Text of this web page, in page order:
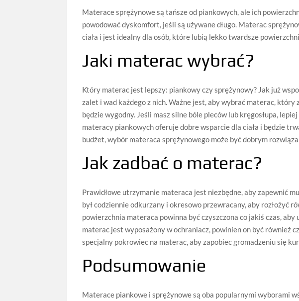
Materace sprężynowe są tańsze od piankowych, ale ich
powodować dyskomfort, jeśli są używane długo. Materac
ciała i jest idealny dla osób, które lubią lekko twardsze
Jaki materac wybrać?
Który materac jest lepszy: piankowy czy sprężynowy? Jak już
zalet i wad każdego z nich. Ważne jest, aby wybrać materac, który
będzie wygodny. Jeśli masz silne bóle pleców lub kręgosłupa,
materacy piankowych oferuje dobre wsparcie dla ciała i będzie
budżet, wybór materaca sprężynowego może być dobrym
Jak zadbać o materac?
Prawidłowe utrzymanie materaca jest niezbędne, aby zapewnić
był codziennie odkurzany i okresowo przewracany, aby rozłożyć
powierzchnia materaca powinna być czyszczona co jakiś czas,
materac jest wyposażony w ochraniacz, powinien on być również
specjalny pokrowiec na materac, aby zapobiec gromadzeniu się
Podsumowanie
Materace piankowe i sprężynowe są oba popularnymi wyborami